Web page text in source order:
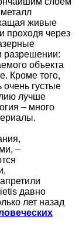
живые
проходя через
разрешении:
объекта
Кроме того,
очень густые
лучше
– много
–
давно
лет назад